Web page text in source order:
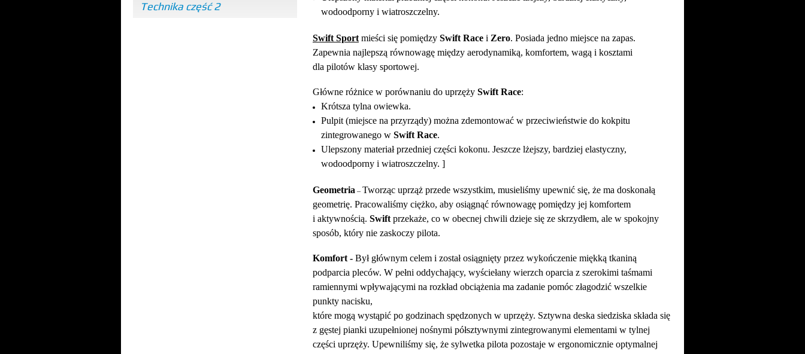
Technika część 2
wodoodporny i wiatroszczelny.
Swift Sport mieści się pomiędzy Swift Race i Zero. Posiada jedno miejsce na zapas.
Zapewnia najlepszą równowagę między aerodynamiką, komfortem, wagą i kosztami
dla pilotów klasy sportowej.
Główne różnice w porównaniu do uprzęży Swift Race:
Krótsza tylna owiewka.
Pulpit (miejsce na przyrządy) można zdemontować w przeciwieństwie do kokpitu
zintegrowanego wSwift Race.
Ulepszony materiał przedniej części kokonu. Jeszcze lżejszy, bardziej elastyczny,
wodoodporny i wiatroszczelny. ]
Geometria – Tworząc uprząż przede wszystkim, musieliśmy upewnić się, że ma doskonałą
geometrię. Pracowaliśmy ciężko, aby osiągnąć równowagę pomiędzy jej komfortem
i aktywnością. Swift przekaże, co w obecnej chwili dzieje się ze skrzydłem, ale w spokojny
sposób, który nie zaskoczy pilota.
Komfort - Był głównym celem i został osiągnięty przez wykończenie miękką tkaniną
podparcia pleców. W pełni oddychający, wyściełany wierzch oparcia z szerokimi taśmami
ramiennymi wpływającymi na rozkład obciążenia ma zadanie pomóc złagodzić wszelkie
punkty nacisku,
które mogą wystąpić po godzinach spędzonych w uprzęży. Sztywna deska siedziska składa się
z gęstej pianki uzupełnionej nośnymi półsztywnymi zintegrowanymi elementami w tylnej
części uprzęży. Upewniliśmy się, że sylwetka pilota pozostaje w ergonomicznie optymalnej